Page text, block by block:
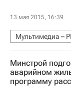
13 мая 2015, 16:39
Мультимедиа –
Мультимедиа
Минстрой
аварийном
программу